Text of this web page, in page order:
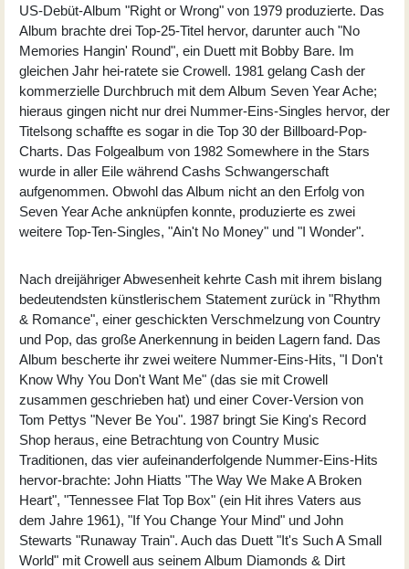
US-Debüt-Album "Right or Wrong" von 1979 produzierte. Das
Album brachte drei Top-25-Titel hervor, darunter auch "No
Memories Hangin' Round", ein Duett mit Bobby Bare. Im
gleichen Jahr hei-ratete sie Crowell. 1981 gelang Cash der
kommerzielle Durchbruch mit dem Album Seven Year Ache;
hieraus gingen nicht nur drei Nummer-Eins-Singles hervor, der
Titelsong schaffte es sogar in die Top 30 der Billboard-Pop-
Charts. Das Folgealbum von 1982 Somewhere in the Stars
wurde in aller Eile während Cashs Schwangerschaft
aufgenommen. Obwohl das Album nicht an den Erfolg von
Seven Year Ache anknüpfen konnte, produzierte es zwei
weitere Top-Ten-Singles, "Ain't No Money" und "I Wonder".
Nach dreijähriger Abwesenheit kehrte Cash mit ihrem bislang
bedeutendsten künstlerischem Statement zurück in "Rhythm
& Romance", einer geschickten Verschmelzung von Country
und Pop, das große Anerkennung in beiden Lagern fand. Das
Album bescherte ihr zwei weitere Nummer-Eins-Hits, "I Don't
Know Why You Don't Want Me" (das sie mit Crowell
zusammen geschrieben hat) und einer Cover-Version von
Tom Pettys "Never Be You". 1987 bringt Sie King's Record
Shop heraus, eine Betrachtung von Country Music
Traditionen, das vier aufeinanderfolgende Nummer-Eins-Hits
hervor-brachte: John Hiatts "The Way We Make A Broken
Heart", "Tennessee Flat Top Box" (ein Hit ihres Vaters aus
dem Jahre 1961), "If You Change Your Mind" und John
Stewarts "Runaway Train". Auch das Duett "It's Such A Small
World" mit Crowell aus seinem Album Diamonds & Dirt